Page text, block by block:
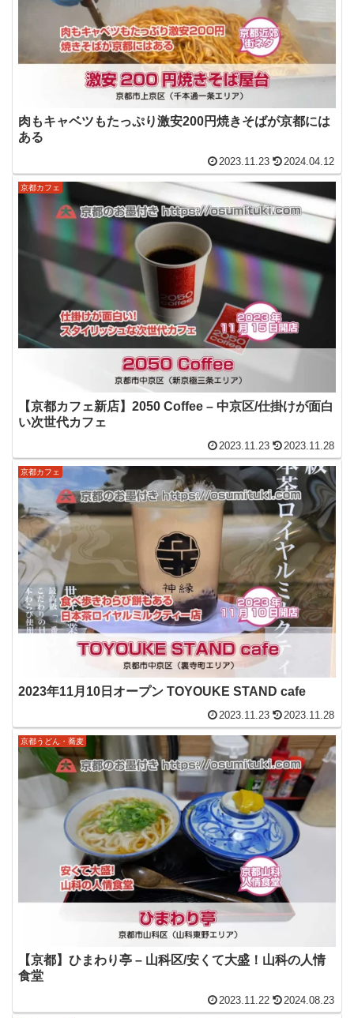
肉もキャベツもたっぷり激安200円焼きそばが京都には
ある
2023.11.23 2024.04.12
京都カフェ
【京都カフェ新店】2050 Coffee – 中京区/仕掛けが面白
い次世代カフェ
2023.11.23 2023.11.28
京都カフェ
2023年11月10日オープン TOYOUKE STAND cafe
2023.11.23 2023.11.28
京都うどん・蕎麦
【京都】ひまわり亭 – 山科区/安くて大盛！山科の人情
食堂
2023.11.22 2024.08.23